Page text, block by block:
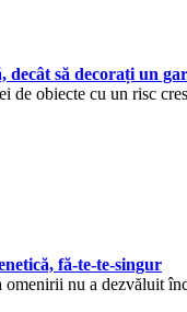
decât să decorați un
de obiecte cu un risc
fă-te-te-singur
omenirii nu a dezvăluit